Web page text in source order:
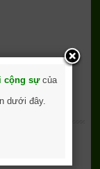
cộng sựcủa
dưới đây.